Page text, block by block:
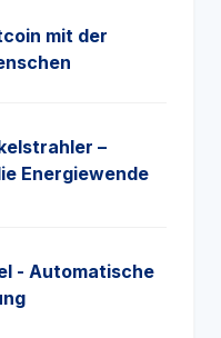
mit der
–
Energiewende
- Automatische